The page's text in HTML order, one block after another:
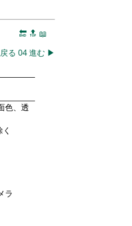
🔚 🔝 📖
戻る 04進む ▶
色、透
ラ